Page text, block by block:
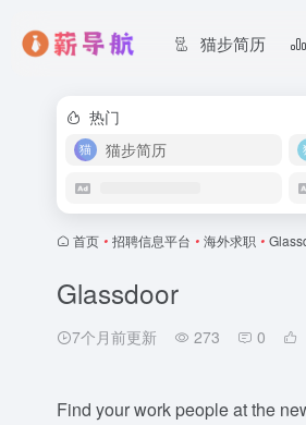
猫步简历
热门
猫步简历
首页 • 招聘信息平台 • 海外求职 •
Glassdoor
7个月前更新 273 0
Find your work people at the